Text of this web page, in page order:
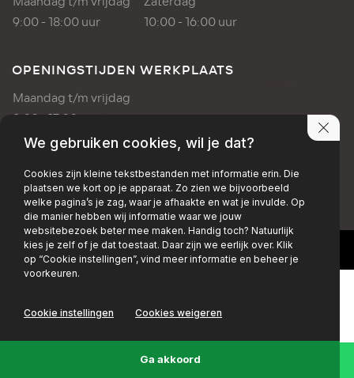
9:00 - 18:00 uur
10:00 - 16:00 uur
OPENINGSTIJDEN WERKPLAATS
Maandag t/m vrijdag
8:00 - 17:00 uur
+EMAIL +FACEBOOK+INSTAGRAM
We gebruiken cookies, wil je dat?
Cookies zijn kleine tekstbestanden met informatie erin. Die
plaatsen we kort op je apparaat. Zo zien we bijvoorbeeld
welke pagina’s je zag, waar je afhaakte en wat je invulde. Op
die manier hebben wij informatie waar we jouw
websitebezoek beter mee maken. Handig toch? Natuurlijk
kies je zelf of je dat toestaat. Daar zijn we eerlijk over. Klik
op “Cookie instellingen”, vind meer informatie en beheer je
voorkeuren.
Cookie instellingen Cookies weigeren
Ga akkoord